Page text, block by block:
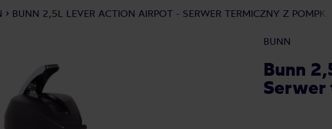
BUNN 2,5L LEVER ACTION AIRPOT - SERWER TERMICZNY Z POMPKĄ
BUNN
Bunn
Serwer